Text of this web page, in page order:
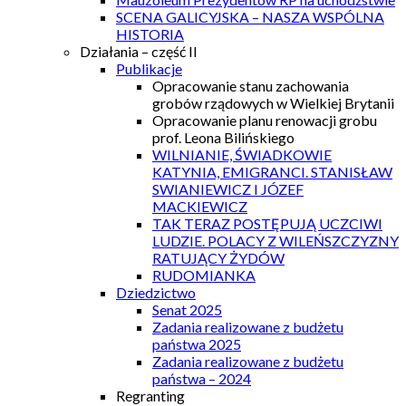
SCENA GALICYJSKA – NASZA WSPÓLNA
HISTORIA
Działania – część II
Publikacje
Opracowanie stanu zachowania
grobów rządowych w Wielkiej Brytanii
Opracowanie planu renowacji grobu
prof. Leona Bilińskiego
WILNIANIE, ŚWIADKOWIE
KATYNIA, EMIGRANCI. STANISŁAW
SWIANIEWICZ I JÓZEF
MACKIEWICZ
TAK TERAZ POSTĘPUJĄ UCZCIWI
LUDZIE. POLACY Z WILEŃSZCZYZNY
RATUJĄCY ŻYDÓW
RUDOMIANKA
Dziedzictwo
Senat 2025
Zadania realizowane z budżetu
państwa 2025
Zadania realizowane z budżetu
państwa – 2024
Regranting